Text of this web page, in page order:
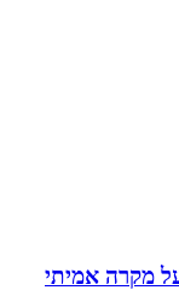
מקרה אמיתי